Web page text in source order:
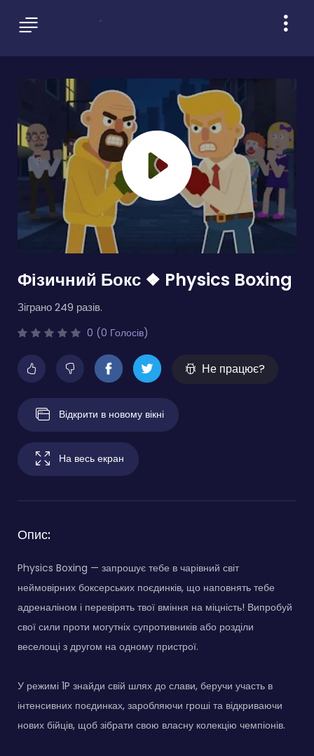
Фізичний Бокс ❖ Physics Boxing
Зіграно 249 разів.
0 (0 Голосів)
Не працює?
Відкрити в новому вікні
На весь екран
Опис:
Physics Boxing — запрошує тебе в чарівний світ
неймовірних боксерських поєдинків, що наповнять тебе
адреналіном і перевірять твої вміння на міцність! Випробуй
свої сили проти могутніх супротивників або розділи
веселощі з другом на одному пристрої.
У режимі 1P знайди свій шлях до слави, беручи участь в
інтенсивних поєдинках, заробляючи гроші та відкриваючи
нових бійців, щоб зібрати свою власну колекцію чемпіонів.